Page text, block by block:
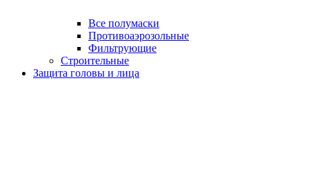
Все полумаски
Противоаэрозольные
Фильтрующие
Строительные
Защита головы и лица